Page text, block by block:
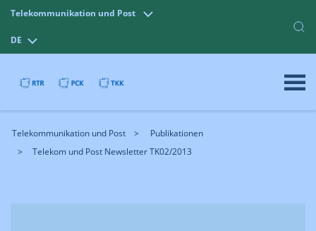
Telekommunikation und Post
DE
Telekommunikation und Post
Publikationen
Telekom und Post Newsletter TK02/2013